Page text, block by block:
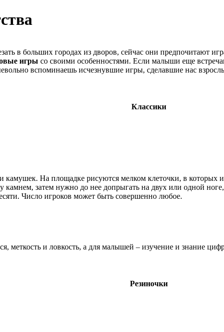
в больших городах из дворов, сейчас они предпочитают
игры со своими особенностями. Если малыши еще
вспоминаешь исчезнувшие игры, сделавшие нас
Классики
камушек. На площадке рисуются мелком клеточки, в
камнем, затем нужно до нее допрыгать на двух или одной
Число игроков может быть совершенно любое.
меткость и ловкость, а для малышей – изучение и знание
Резиночки